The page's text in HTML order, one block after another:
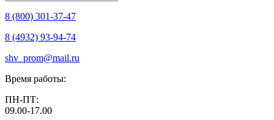
8 (800) 301-37-47
8 (4932) 93-94-74
shv_prom@mail.ru
Время работы:
ПН-ПТ:
09.00-17.00